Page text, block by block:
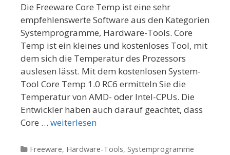
Die Freeware Core Temp ist eine sehr
empfehlenswerte Software aus den Kategorien
Systemprogramme, Hardware-Tools. Core
Temp ist ein kleines und kostenloses Tool, mit
dem sich die Temperatur des Prozessors
auslesen lässt. Mit dem kostenlosen System-
Tool Core Temp 1.0 RC6 ermitteln Sie die
Temperatur von AMD- oder Intel-CPUs. Die
Entwickler haben auch darauf geachtet, dass
Core … weiterlesen
Kategorien
Freeware, Hardware-Tools, Systemprogramme